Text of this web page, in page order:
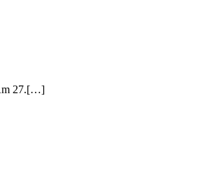
27.[…]